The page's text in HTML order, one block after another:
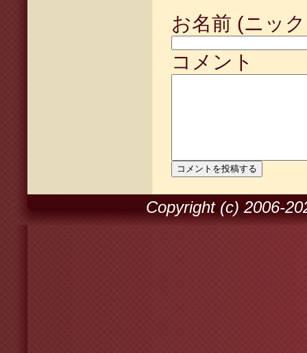
お名前 (ニッ
コメント
Copyright (c) 2006-